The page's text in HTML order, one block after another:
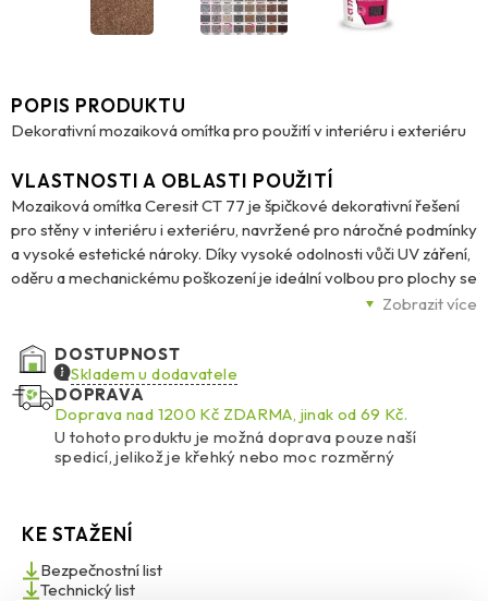
POPIS PRODUKTU
Dekorativní mozaiková omítka pro použití v interiéru i exteriéru
Zobrazit více
VLASTNOSTI A OBLASTI POUŽITÍ
Mozaiková omítka Ceresit CT 77 je špičkové dekorativní řešení
pro stěny v interiéru i exteriéru, navržené pro náročné podmínky
a vysoké estetické nároky. Díky vysoké odolnosti vůči UV záření,
oděru a mechanickému poškození je ideální volbou pro plochy se
zvýšeným zatížením – ať už se jedná o sokly, vstupní portály,
Její transparentní akrylové pojivo s barevným křemičitým
kamenivem o zrnitosti 1,4–2,0 mm vytváří hladký, barevný a
trvanlivý vzhled. Omítka se snadno aplikuje nerezovým
hladítkem, dobře se roztírá i vyhlazuje a po vytvrdnutí je odolná
vůči znečištění a velmi snadno se udržuje.
K dispozici je 48 standardních odstínů, přičemž světlé barvy s
HBW ≥ 25 % doporučujeme pro větší plochy. Tmavé a syté
odstíny se hodí zejména pro menší architektonické detaily. Díky
speciální formuli BioProtect navíc omítka účinně brání růstu
DOSTUPNOST
Skladem u dodavatele
DOPRAVA
Doprava nad 1200 Kč ZDARMA, jinak od 69 Kč.
U tohoto produktu je možná doprava pouze naší
spedicí, jelikož je křehký nebo moc rozměrný
KE STAŽENÍ
Bezpečnostní list
Technický list